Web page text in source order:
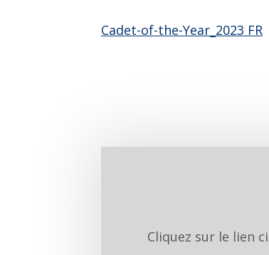
Cadet-of-the-Year_2023 FR
Cliquez sur le lien